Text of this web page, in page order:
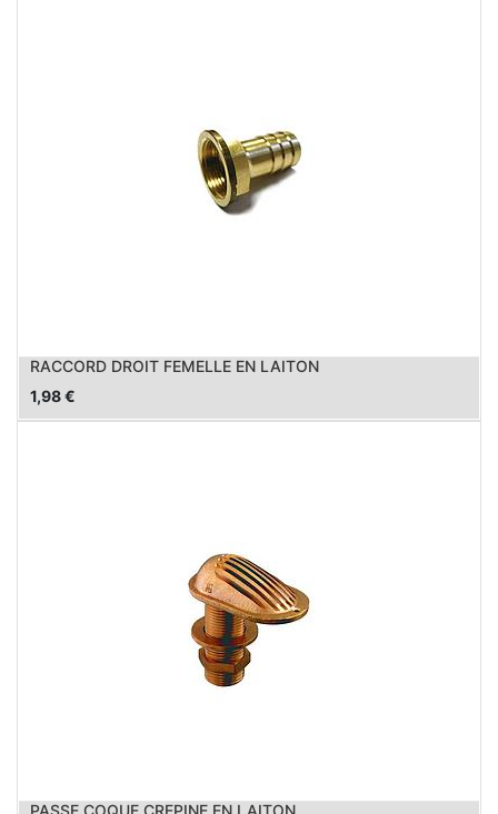
RACCORD DROIT FEMELLE EN LAITON
1,98€
PASSE COQUE CREPINE EN LAITON